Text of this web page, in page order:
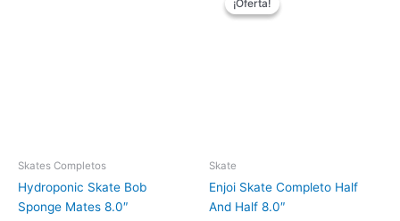
Skates Completos
Hydroponic Skate Bob
Sponge Mates 8.0″
¡Oferta!
¡Oferta!
Skate
Enjoi Skate Completo Half
And Half 8.0″
original